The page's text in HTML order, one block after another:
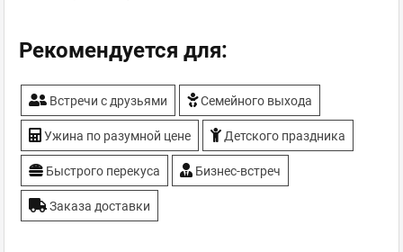
Рекомендуется для:
Встречи с друзьями Семейного выхода
Ужина по разумной цене Детского праздника
Быстрого перекуса Бизнес-встреч
Заказа доставки